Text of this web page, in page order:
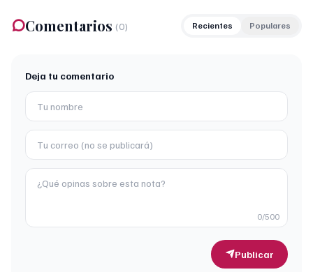
Comentarios (0) Recientes Populares
Deja tu comentario
0/500
Publicar